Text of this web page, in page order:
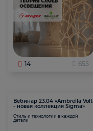
14 655
Вебинар 23.04 «Ambrella Volt
- новая коллекция Sigma»
Стиль и технологии в каждой
детали